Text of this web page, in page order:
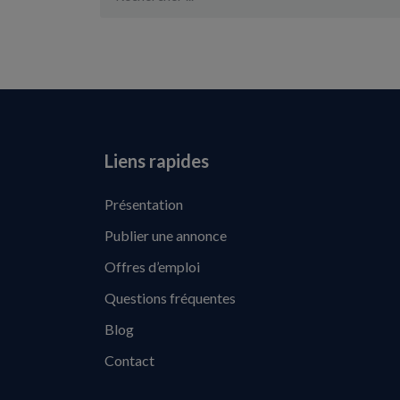
Liens rapides
Présentation
Publier une annonce
Offres d’emploi
Questions fréquentes
Blog
Contact